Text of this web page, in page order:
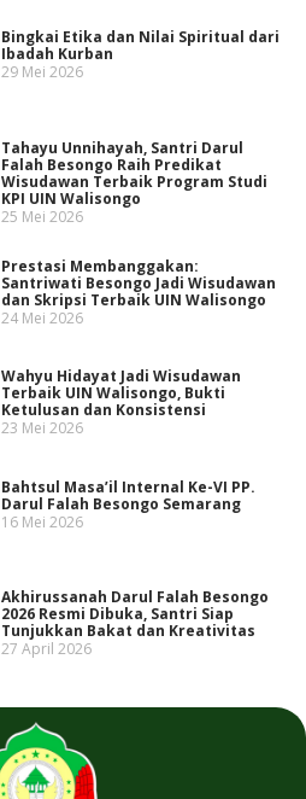
Bingkai Etika dan Nilai Spiritual dari
Ibadah Kurban
29 Mei 2026
Tahayu Unnihayah, Santri Darul
Falah Besongo Raih Predikat
Wisudawan Terbaik Program Studi
KPI UIN Walisongo
25 Mei 2026
Prestasi Membanggakan:
Santriwati Besongo Jadi Wisudawan
dan Skripsi Terbaik UIN Walisongo
24 Mei 2026
Wahyu Hidayat Jadi Wisudawan
Terbaik UIN Walisongo, Bukti
Ketulusan dan Konsistensi
23 Mei 2026
Bahtsul Masa’il Internal Ke-VI PP.
Darul Falah Besongo Semarang
16 Mei 2026
Akhirussanah Darul Falah Besongo
2026 Resmi Dibuka, Santri Siap
Tunjukkan Bakat dan Kreativitas
27 April 2026